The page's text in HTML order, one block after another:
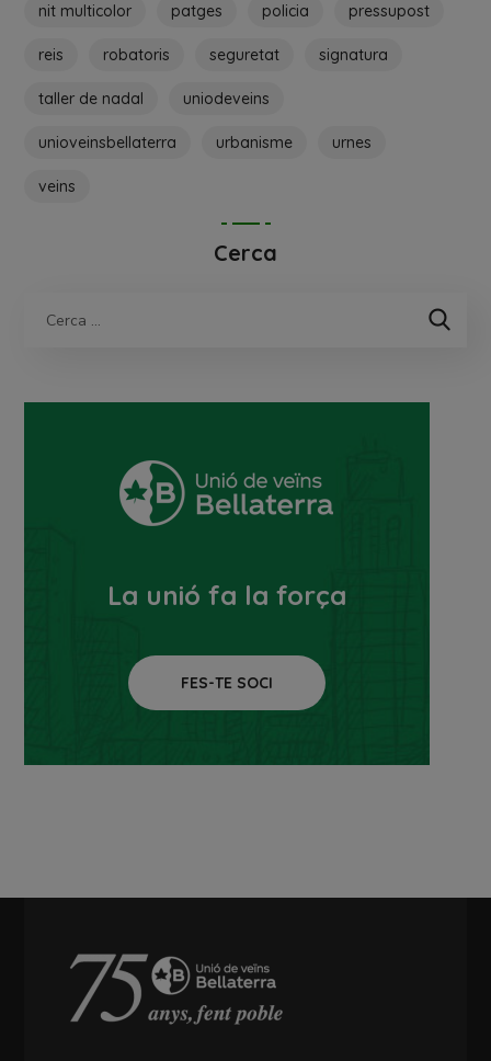
nit multicolor patges policia pressupost
reis robatoris seguretat signatura
taller de nadal uniodeveins
unioveinsbellaterra urbanisme urnes
veins
Cerca
La unió fa la força
FES-TE SOCI